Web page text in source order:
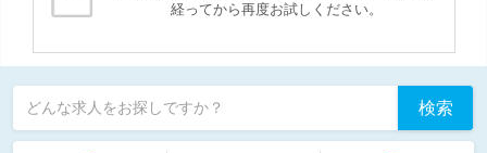
経ってから再度お試しください。
どんな求人をお探しですか？ 検索